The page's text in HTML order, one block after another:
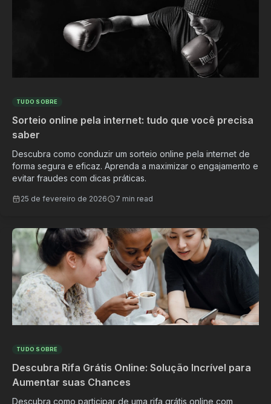
TUDO SOBRE
Sorteio online pela internet: tudo que você precisa
saber
Descubra como conduzir um sorteio online pela internet de
forma segura e eficaz. Aprenda a maximizar o engajamento e
evitar fraudes com dicas práticas.
25 de fevereiro de 2026 7 min read
TUDO SOBRE
Descubra Rifa Grátis Online: Solução Incrível para
Aumentar suas Chances
Descubra como participar de uma rifa grátis online com